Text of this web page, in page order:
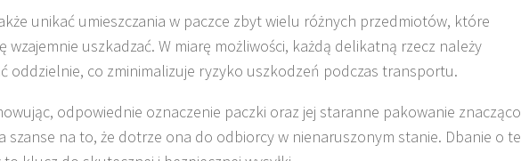
unikać umieszczania w paczce zbyt wielu różnych przedmiotów, które
wzajemnie uszkadzać. W miarę możliwości, każdą delikatną rzecz należy
oddzielnie, co zminimalizuje ryzyko uszkodzeń podczas transportu.
odpowiednie oznaczenie paczki oraz jej staranne pakowanie znacząco
szanse na to, że dotrze ona do odbiorcy w nienaruszonym stanie. Dbanie o te